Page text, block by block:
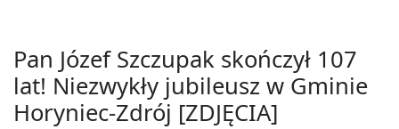
Pan Józef Szczupak skończył 107
lat! Niezwykły jubileusz w Gminie
Horyniec-Zdrój [ZDJĘCIA]